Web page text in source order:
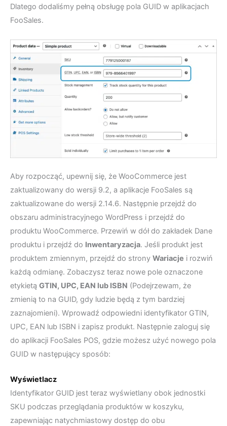
Dlatego dodaliśmy pełną obsługę pola GUID w aplikacjach
FooSales.
Aby rozpocząć, upewnij się, że WooCommerce jest
zaktualizowany do wersji 9.2, a aplikacje FooSales są
zaktualizowane do wersji 2.14.6. Następnie przejdź do
obszaru administracyjnego WordPress i przejdź do
produktu WooCommerce. Przewiń w dół do zakładek Dane
produktu i przejdź do Inwentaryzacja. Jeśli produkt jest
produktem zmiennym, przejdź do strony Wariacje i rozwiń
każdą odmianę. Zobaczysz teraz nowe pole oznaczone
etykietą GTIN, UPC, EAN lub ISBN (Podejrzewam, że
zmienią to na GUID, gdy ludzie będą z tym bardziej
zaznajomieni). Wprowadź odpowiedni identyfikator GTIN,
UPC, EAN lub ISBN i zapisz produkt. Następnie zaloguj się
do aplikacji FooSales POS, gdzie możesz użyć nowego pola
GUID w następujący sposób:
Wyświetlacz
Identyfikator GUID jest teraz wyświetlany obok jednostki
SKU podczas przeglądania produktów w koszyku,
zapewniając natychmiastowy dostęp do obu